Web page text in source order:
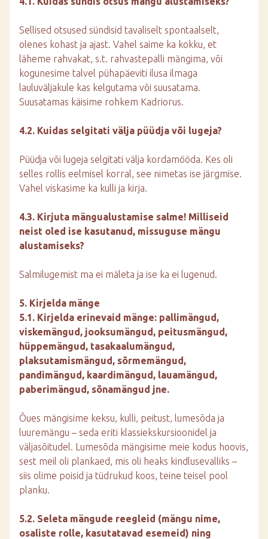
Sellised otsused sündisid tavaliselt spontaalselt,
olenes kohast ja ajast. Vahel saime ka kokku, et
läheme rahvakat, s.t. rahvastepalli mängima, või
kogunesime talvel pühapäeviti ilusa ilmaga
lauluväljakule kas kelgutama või suusatama.
Suusatamas käisime rohkem Kadriorus.
4.2. Kuidas selgitati välja püüdja või lugeja?
Püüdja või lugeja selgitati välja kordamööda. Kes oli
selles rollis eelmisel korral, see nimetas ise järgmise.
Vahel viskasime ka kulli ja kirja.
4.3. Kirjuta mängualustamise salme! Milliseid
neist oled ise kasutanud, missuguse mängu
alustamiseks?
Salmilugemist ma ei mäleta ja ise ka ei lugenud.
5. Kirjelda mänge
5.1. Kirjelda erinevaid mänge: pallimängud,
viskemängud, jooksumängud, peitusmängud,
hüppemängud, tasakaalumängud,
plaksutamismängud, sõrmemängud,
pandimängud, kaardimängud, lauamängud,
paberimängud, sõnamängud jne.
Õues mängisime keksu, kulli, peitust, lumesõda ja
luuremängu – seda eriti klassiekskursioonidel ja
väljasõitudel. Lumesõda mängisime meie kodus hoovis,
sest meil oli plankaed, mis oli heaks kindlusevalliks –
siis olime poisid ja tüdrukud koos, teine teisel pool
planku.
5.2. Seleta mängude reegleid (mängu nime,
osaliste rolle, kasutatavad esemeid) ning